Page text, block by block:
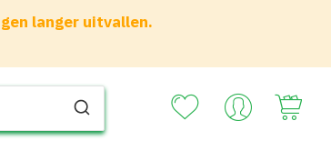
langer uitvallen.